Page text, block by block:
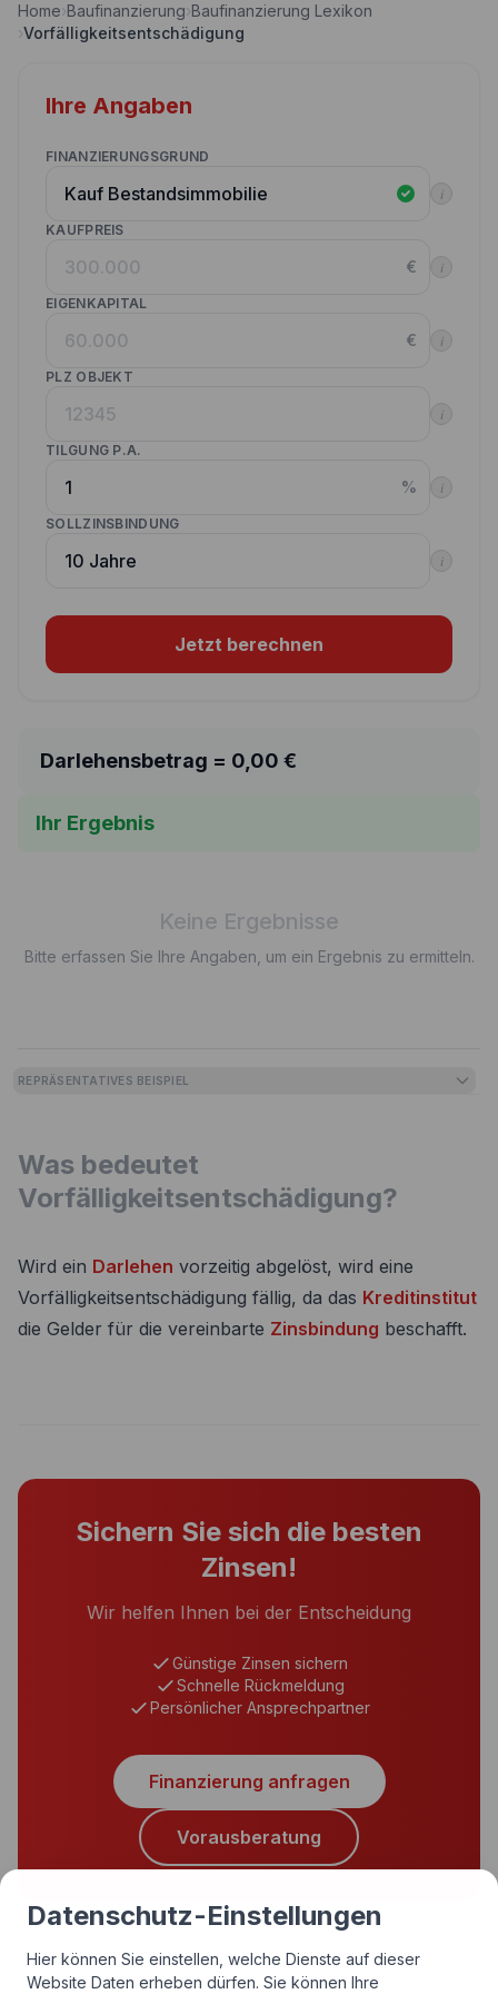
Nebenkostenrechner
Annuitätenrechner
Wettbewerbe
Kunden werben Kunden
Kontakt
Home›Baufinanzierung›Baufinanzierung Lexikon
›Vorfälligkeitsentschädigung
Ihre Angaben
FINANZIERUNGSGRUND
i
KAUFPREIS
€ i
EIGENKAPITAL
€ i
PLZ OBJEKT
i
TILGUNG P.A.
% i
SOLLZINSBINDUNG
i
Jetzt berechnen
Darlehensbetrag = 0,00 €
Ihr Ergebnis
Keine Ergebnisse
Bitte erfassen Sie Ihre Angaben, um ein Ergebnis zu ermitteln.
REPRÄSENTATIVES BEISPIEL
Was bedeutet
Vorfälligkeitsentschädigung?
Wird ein Darlehen vorzeitig abgelöst, wird eine
Vorfälligkeitsentschädigung fällig, da das Kreditinstitut
die Gelder für die vereinbarte Zinsbindung beschafft.
Sichern Sie sich die besten
Zinsen!
Wir helfen Ihnen bei der Entscheidung
Günstige Zinsen sichern
Schnelle Rückmeldung
Persönlicher Ansprechpartner
Finanzierung anfragen
Vorausberatung
Datenschutz-Einstellungen
Hier können Sie einstellen, welche Dienste auf dieser
Website Daten erheben dürfen. Sie können Ihre